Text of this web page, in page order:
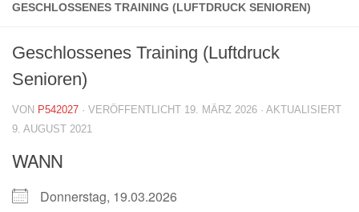
GESCHLOSSENES TRAINING (LUFTDRUCK SENIOREN)
Geschlossenes Training (Luftdruck
Senioren)
VON P542027 · VERÖFFENTLICHT 19. MÄRZ 2026 · AKTUALISIERT
9. AUGUST 2021
WANN
Donnerstag, 19.03.2026